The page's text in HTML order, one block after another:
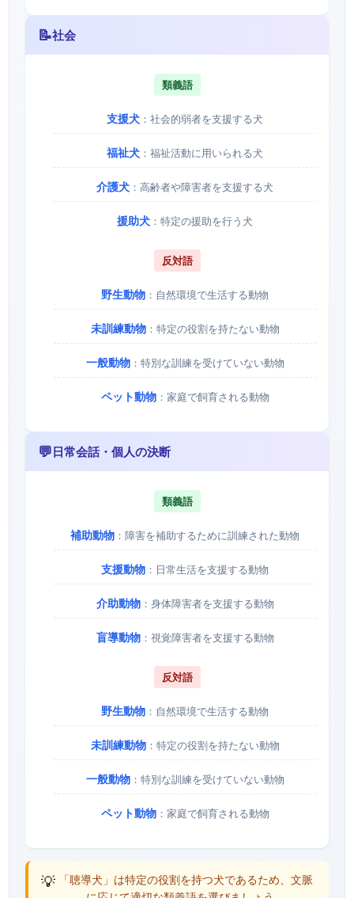
📝社会
類義語
支援犬 ：社会的弱者を支援する犬
福祉犬 ：福祉活動に用いられる犬
介護犬 ：高齢者や障害者を支援する犬
援助犬 ：特定の援助を行う犬
反対語
野生動物 ：自然環境で生活する動物
未訓練動物：特定の役割を持たない動物
一般動物：特別な訓練を受けていない動物
ペット動物：家庭で飼育される動物
💬日常会話・個人の決断
類義語
補助動物 ：障害を補助するために訓練された動物
支援動物 ：日常生活を支援する動物
介助動物：身体障害者を支援する動物
盲導動物：視覚障害者を支援する動物
反対語
野生動物 ：自然環境で生活する動物
未訓練動物：特定の役割を持たない動物
一般動物：特別な訓練を受けていない動物
ペット動物：家庭で飼育される動物
💡 「聴導犬」は特定の役割を持つ犬であるため、文脈